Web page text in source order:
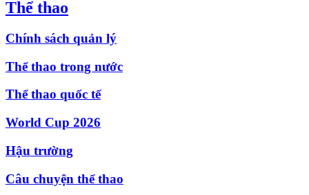
Thể thao
Chính sách quản lý
Thể thao trong nước
Thể thao quốc tế
World Cup 2026
Hậu trường
Câu chuyện thể thao